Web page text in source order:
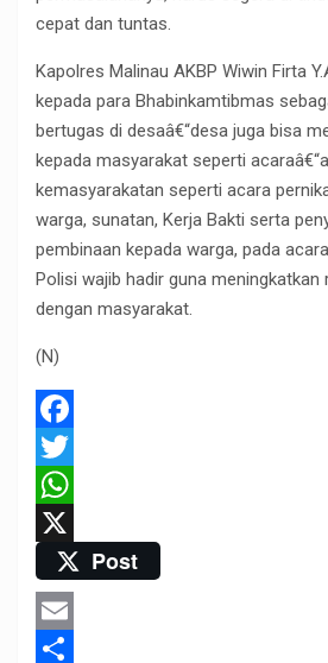
cepat dan tuntas.
Kapolres Malinau AKBP Wiwin Firta
kepada para Bhabinkamtibmas
bertugas di desaâ€“desa juga bisa
kepada masyarakat seperti
kemasyarakatan seperti acara
warga, sunatan, Kerja Bakti serta
pembinaan kepada warga, pada
Polisi wajib hadir guna meningkatkan
dengan masyarakat.
(N)
F
a
c
b
o
T
w
t
t
W
a
t
Post
E